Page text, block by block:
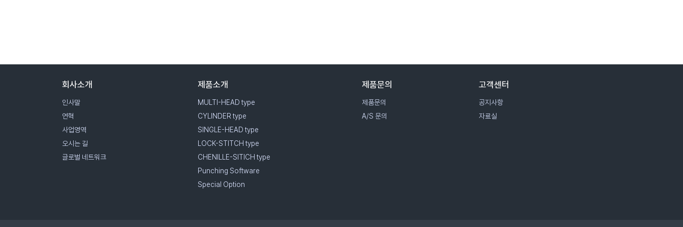
회사소개
인사말
연혁
사업영역
오시는 길
글로벌 네트워크
제품소개
MULTI-HEAD type
CYLINDER type
SINGLE-HEAD type
LOCK-STITCH type
CHENILLE-SITICH type
Punching Software
Special Option
제품문의
제품문의
A/S 문의
고객센터
공지사항
자료실